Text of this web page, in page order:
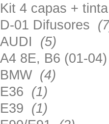
Kit 4 capas +
D-01 Difusores
AUDI (5)
A4 8E, B6 (01-04)
BMW (4)
E36 (1)
E39 (1)